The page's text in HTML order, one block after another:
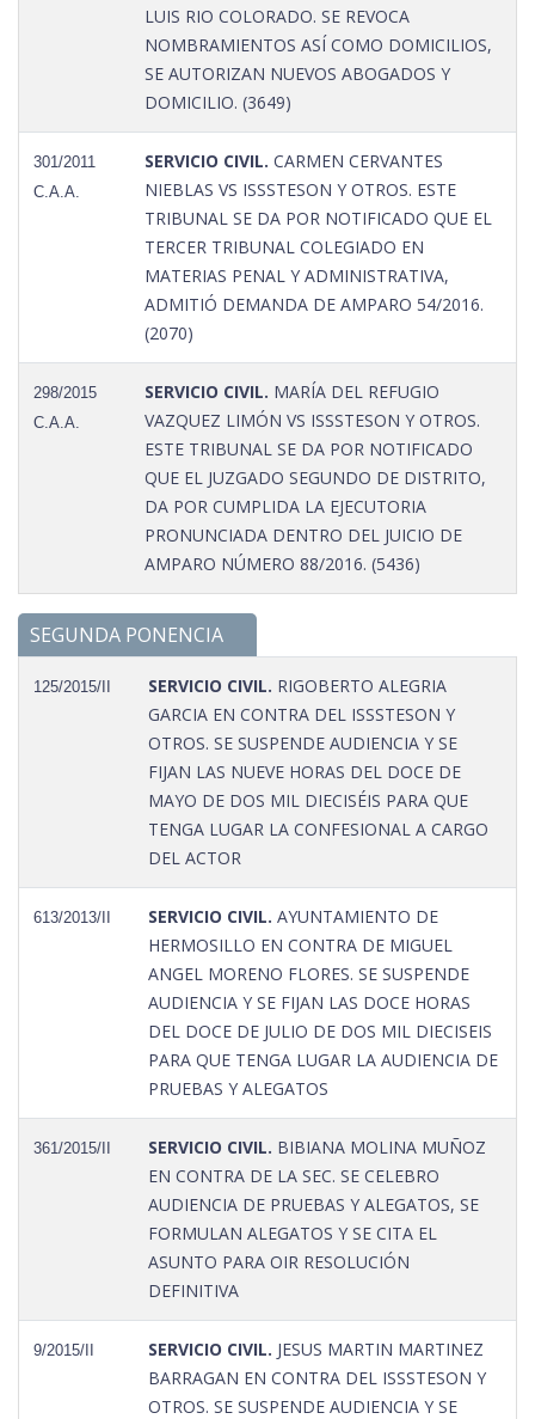
LUIS RIO COLORADO. SE REVOCA
NOMBRAMIENTOS ASÍ COMO DOMICILIOS,
SE AUTORIZAN NUEVOS ABOGADOS Y
DOMICILIO. (3649)
301/2011
C.A.A.
SERVICIO CIVIL. CARMEN CERVANTES
NIEBLAS VS ISSSTESON Y OTROS. ESTE
TRIBUNAL SE DA POR NOTIFICADO QUE EL
TERCER TRIBUNAL COLEGIADO EN
MATERIAS PENAL Y ADMINISTRATIVA,
ADMITIÓ DEMANDA DE AMPARO 54/2016.
(2070)
298/2015
C.A.A.
SERVICIO CIVIL. MARÍA DEL REFUGIO
VAZQUEZ LIMÓN VS ISSSTESON Y OTROS.
ESTE TRIBUNAL SE DA POR NOTIFICADO
QUE EL JUZGADO SEGUNDO DE DISTRITO,
DA POR CUMPLIDA LA EJECUTORIA
PRONUNCIADA DENTRO DEL JUICIO DE
AMPARO NÚMERO 88/2016. (5436)
SEGUNDA PONENCIA
125/2015/II SERVICIO CIVIL. RIGOBERTO ALEGRIA
GARCIA EN CONTRA DEL ISSSTESON Y
OTROS. SE SUSPENDE AUDIENCIA Y SE
FIJAN LAS NUEVE HORAS DEL DOCE DE
MAYO DE DOS MIL DIECISÉIS PARA QUE
TENGA LUGAR LA CONFESIONAL A CARGO
DEL ACTOR
613/2013/II SERVICIO CIVIL. AYUNTAMIENTO DE
HERMOSILLO EN CONTRA DE MIGUEL
ANGEL MORENO FLORES. SE SUSPENDE
AUDIENCIA Y SE FIJAN LAS DOCE HORAS
DEL DOCE DE JULIO DE DOS MIL DIECISEIS
PARA QUE TENGA LUGAR LA AUDIENCIA DE
PRUEBAS Y ALEGATOS
361/2015/II SERVICIO CIVIL. BIBIANA MOLINA MUÑOZ
EN CONTRA DE LA SEC. SE CELEBRO
AUDIENCIA DE PRUEBAS Y ALEGATOS, SE
FORMULAN ALEGATOS Y SE CITA EL
ASUNTO PARA OIR RESOLUCIÓN
DEFINITIVA
9/2015/II SERVICIO CIVIL. JESUS MARTIN MARTINEZ
BARRAGAN EN CONTRA DEL ISSSTESON Y
OTROS. SE SUSPENDE AUDIENCIA Y SE